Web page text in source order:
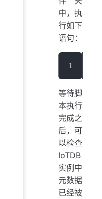
中，执
行如下
语句：
等待脚
本执行
完成之
后，可
以检查
IoTDB
实例中
元数据
已经被